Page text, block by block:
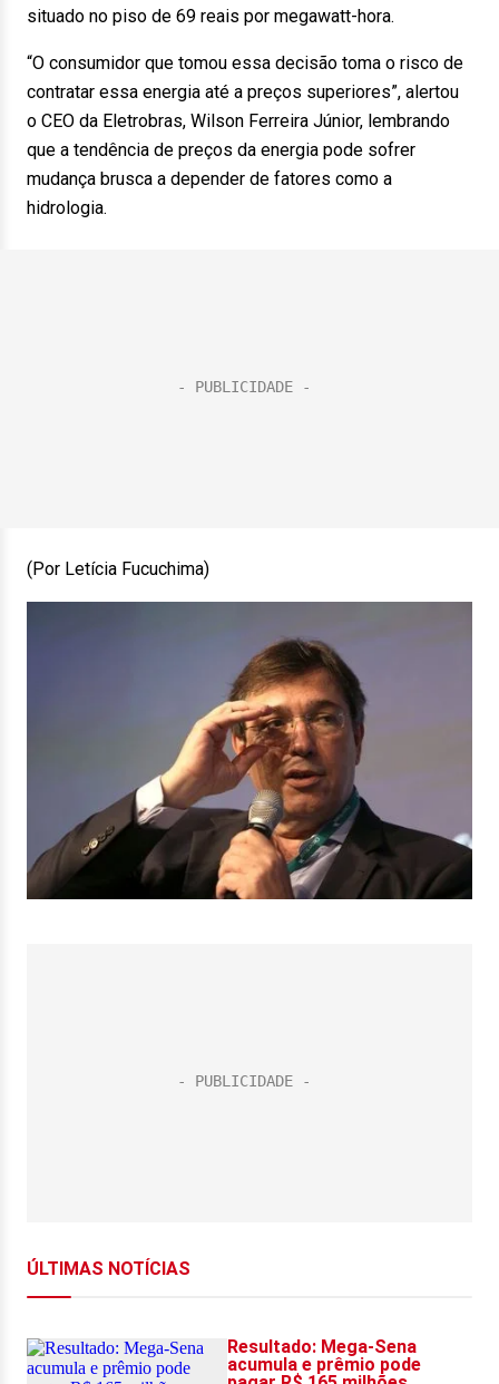
situado no piso de 69 reais por megawatt-hora.
“O consumidor que tomou essa decisão toma o risco de
contratar essa energia até a preços superiores”, alertou
o CEO da Eletrobras, Wilson Ferreira Júnior, lembrando
que a tendência de preços da energia pode sofrer
mudança brusca a depender de fatores como a
hidrologia.
(Por Letícia Fucuchima)